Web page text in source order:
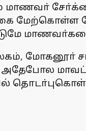
மாணவா்
மேற்கொள்ள
மோகனூா்